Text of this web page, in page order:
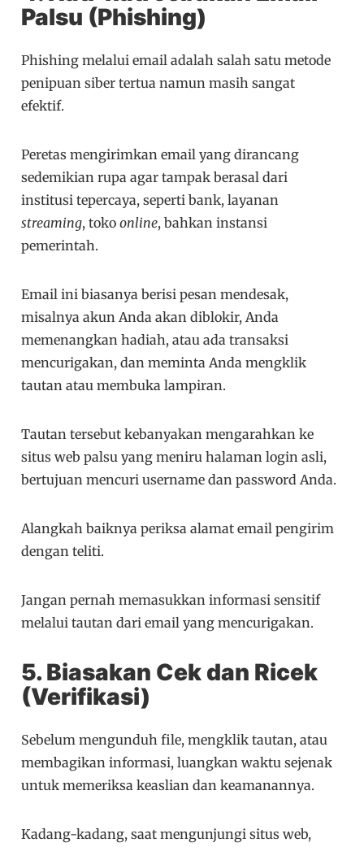
Palsu (Phishing)
Phishing melalui email adalah salah satu metode
penipuan siber tertua namun masih sangat
efektif.
Peretas mengirimkan email yang dirancang
sedemikian rupa agar tampak berasal dari
institusi tepercaya, seperti bank, layanan
streaming, tokoonline, bahkan instansi
pemerintah.
Email ini biasanya berisi pesan mendesak,
misalnya akun Anda akan diblokir, Anda
memenangkan hadiah, atau ada transaksi
mencurigakan, dan meminta Anda mengklik
tautan atau membuka lampiran.
Tautan tersebut kebanyakan mengarahkan ke
situs web palsu yang meniru halaman login asli,
bertujuan mencuri username dan password Anda.
Alangkah baiknya periksa alamat email pengirim
dengan teliti.
Jangan pernah memasukkan informasi sensitif
melalui tautan dari email yang mencurigakan.
5. Biasakan Cek dan Ricek
(Verifikasi)
Sebelum mengunduh file, mengklik tautan, atau
membagikan informasi, luangkan waktu sejenak
untuk memeriksa keaslian dan keamanannya.
Kadang-kadang, saat mengunjungi situs web,